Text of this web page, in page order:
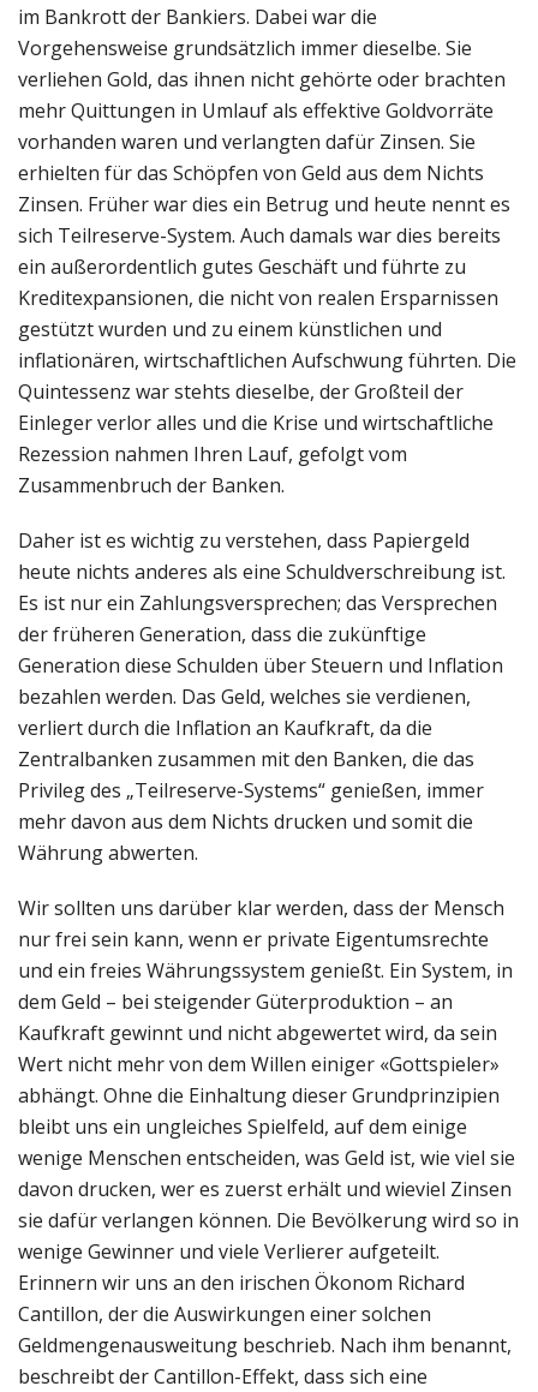
im Bankrott der Bankiers. Dabei war die
Vorgehensweise grundsätzlich immer dieselbe. Sie
verliehen Gold, das ihnen nicht gehörte oder brachten
mehr Quittungen in Umlauf als effektive Goldvorräte
vorhanden waren und verlangten dafür Zinsen. Sie
erhielten für das Schöpfen von Geld aus dem Nichts
Zinsen. Früher war dies ein Betrug und heute nennt es
sich Teilreserve-System. Auch damals war dies bereits
ein außerordentlich gutes Geschäft und führte zu
Kreditexpansionen, die nicht von realen Ersparnissen
gestützt wurden und zu einem künstlichen und
inflationären, wirtschaftlichen Aufschwung führten. Die
Quintessenz war stehts dieselbe, der Großteil der
Einleger verlor alles und die Krise und wirtschaftliche
Rezession nahmen Ihren Lauf, gefolgt vom
Zusammenbruch der Banken.
Daher ist es wichtig zu verstehen, dass Papiergeld
heute nichts anderes als eine Schuldverschreibung ist.
Es ist nur ein Zahlungsversprechen; das Versprechen
der früheren Generation, dass die zukünftige
Generation diese Schulden über Steuern und Inflation
bezahlen werden. Das Geld, welches sie verdienen,
verliert durch die Inflation an Kaufkraft, da die
Zentralbanken zusammen mit den Banken, die das
Privileg des „Teilreserve-Systems“ genießen, immer
mehr davon aus dem Nichts drucken und somit die
Währung abwerten.
Wir sollten uns darüber klar werden, dass der Mensch
nur frei sein kann, wenn er private Eigentumsrechte
und ein freies Währungssystem genießt. Ein System, in
dem Geld – bei steigender Güterproduktion – an
Kaufkraft gewinnt und nicht abgewertet wird, da sein
Wert nicht mehr von dem Willen einiger «Gottspieler»
abhängt. Ohne die Einhaltung dieser Grundprinzipien
bleibt uns ein ungleiches Spielfeld, auf dem einige
wenige Menschen entscheiden, was Geld ist, wie viel sie
davon drucken, wer es zuerst erhält und wieviel Zinsen
sie dafür verlangen können. Die Bevölkerung wird so in
wenige Gewinner und viele Verlierer aufgeteilt.
Erinnern wir uns an den irischen Ökonom Richard
Cantillon, der die Auswirkungen einer solchen
Geldmengenausweitung beschrieb. Nach ihm benannt,
beschreibt der Cantillon-Effekt, dass sich eine